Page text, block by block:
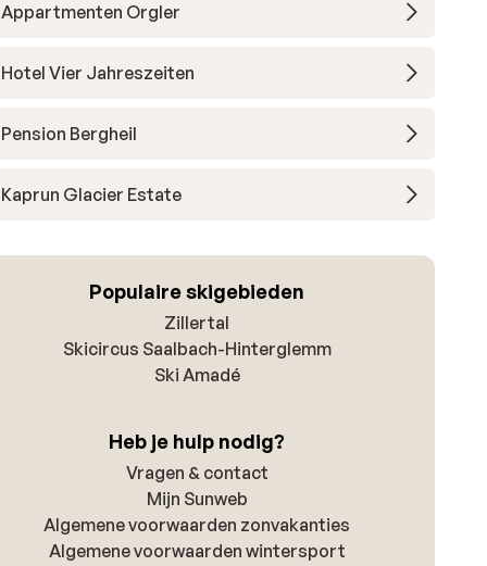
Appartmenten Orgler
Hotel Vier Jahreszeiten
Pension Bergheil
Kaprun Glacier Estate
Populaire skigebieden
Zillertal
Skicircus Saalbach-Hinterglemm
Ski Amadé
Heb je hulp nodig?
Vragen & contact
Mijn Sunweb
Algemene voorwaarden zonvakanties
Algemene voorwaarden wintersport